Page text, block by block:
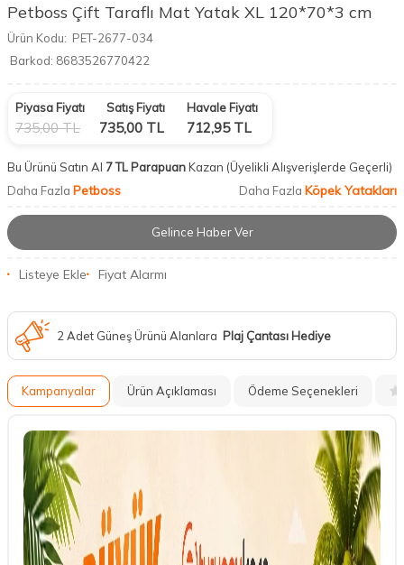
Petboss Çift Taraflı Mat Yatak XL 120*70*3 cm
Ürün Kodu: PET-2677-034
Barkod: 8683526770422
Piyasa Fiyatı
735,00TL
Satış Fiyatı
735,00 TL
Havale Fiyatı
712,95TL
Bu Ürünü Satın Al 7 TL ParapuanKazan (Üyelikli Alışverişlerde Geçerli)
Daha Fazla Petboss Daha Fazla Köpek Yatakları
Gelince Haber Ver
Listeye Ekle Fiyat Alarmı
2 Adet Güneş Ürünü Alanlara Plaj Çantası Hediye
Kampanyalar Ürün Açıklaması Ödeme Seçenekleri